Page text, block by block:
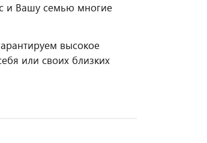
и Вашу семью многие
высокое
или своих близких